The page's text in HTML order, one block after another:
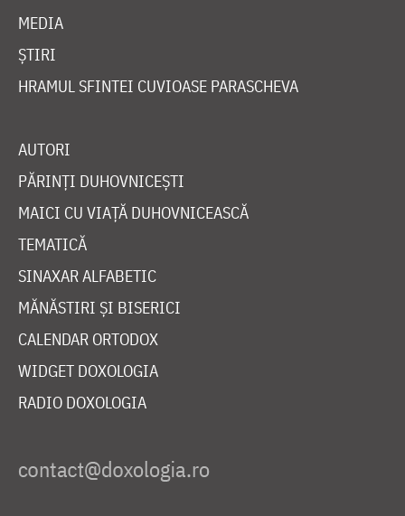
MEDIA
ȘTIRI
HRAMUL SFINTEI CUVIOASE PARASCHEVA
AUTORI
PĂRINȚI DUHOVNICEȘTI
MAICI CU VIAȚĂ DUHOVNICEASCĂ
TEMATICĂ
SINAXAR ALFABETIC
MĂNĂSTIRI ȘI BISERICI
CALENDAR ORTODOX
WIDGET DOXOLOGIA
RADIO DOXOLOGIA